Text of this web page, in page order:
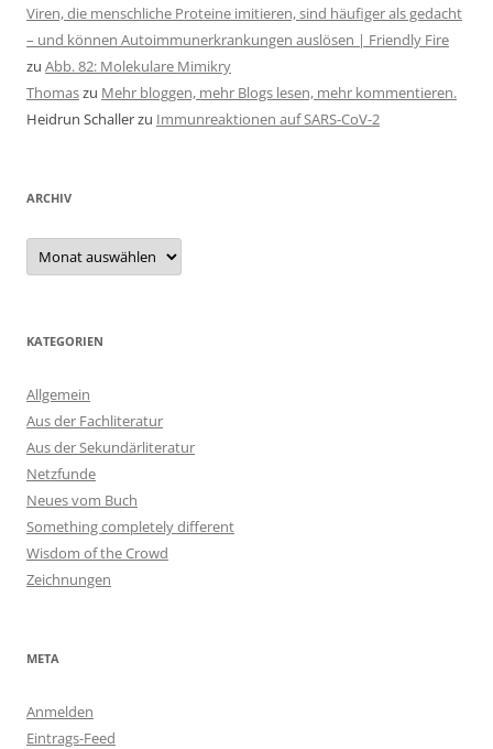
Viren, die menschliche Proteine imitieren, sind häufiger als gedacht
– und können Autoimmunerkrankungen auslösen | Friendly Fire
zu Abb. 82: Molekulare Mimikry
Thomaszu Mehr bloggen, mehr Blogs lesen, mehr kommentieren.
Heidrun Schallerzu Immunreaktionen auf SARS-CoV-2
ARCHIV
Archiv
KATEGORIEN
Allgemein
Aus der Fachliteratur
Aus der Sekundärliteratur
Netzfunde
Neues vom Buch
Something completely different
Wisdom of the Crowd
Zeichnungen
META
Anmelden
Eintrags-Feed